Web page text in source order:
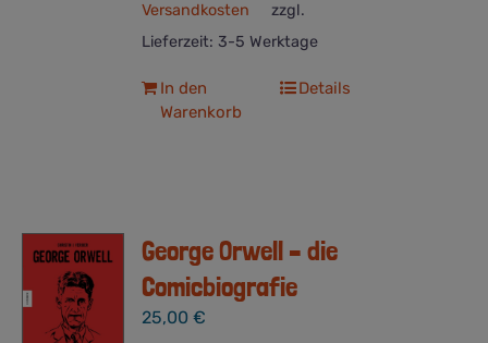
zzgl.
Versandkosten
Lieferzeit: 3-5 Werktage
In den
Warenkorb
Details
George Orwell – die
Comicbiografie
25,00€